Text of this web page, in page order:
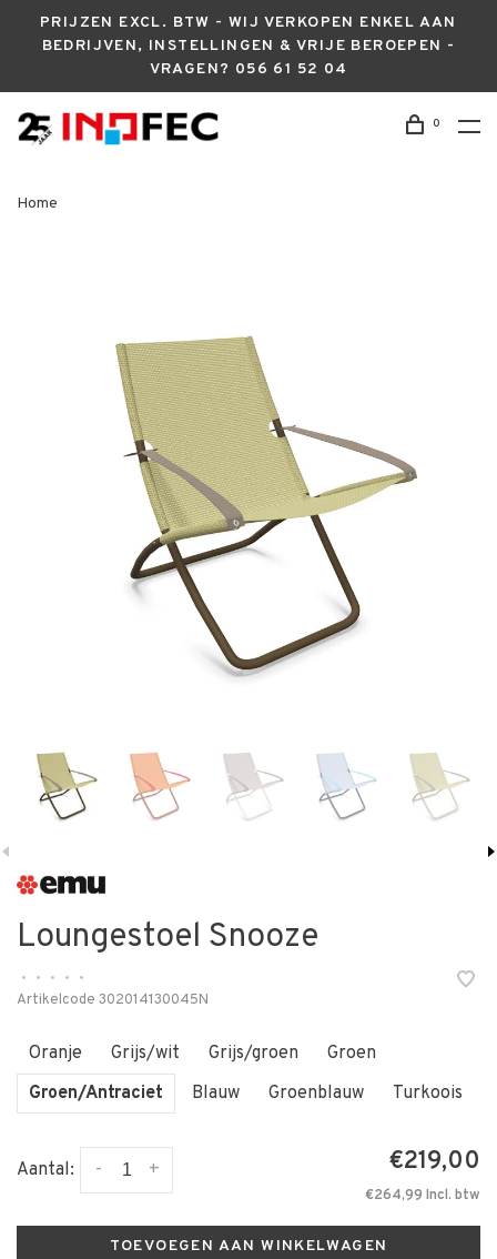
PRIJZEN EXCL. BTW - WIJ VERKOPEN ENKEL AAN
BEDRIJVEN, INSTELLINGEN & VRIJE BEROEPEN -
VRAGEN? 056 61 52 04
0
Home
Loungestoel Snooze
• • • •
•
Artikelcode 302014130045N
Oranje Grijs/wit Grijs/groen
Groen
Groen/Antraciet
Blauw Groenblauw Turkoois
Aantal: +
- €219,00
€264,99 Incl. btw
TOEVOEGEN AAN WINKELWAGEN